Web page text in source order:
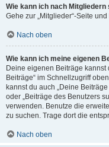
Wie kann ich nach Mitgliedern
Gehe zur „Mitglieder“-Seite
Nach oben
Wie kann ich meine eigenen
Deine eigenen Beiträge
Beiträge“ im Schnellzugriff
kannst du auch „Deine
oder „Beiträge des Benutzers
verwenden. Benutze die
zu suchen. Trage dort die
Nach oben